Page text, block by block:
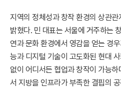
지역의 정체성과 창작 환경의 상관
밝혔다. 민 대표는 서울에 거주하는
연과 문화 환경에서 영감을 얻는 경
능과 디지털 기술이 고도화된 현대
없이 어디서든 협업과 창작이 가능
서 지방을 인프라가 부족한 결핍의